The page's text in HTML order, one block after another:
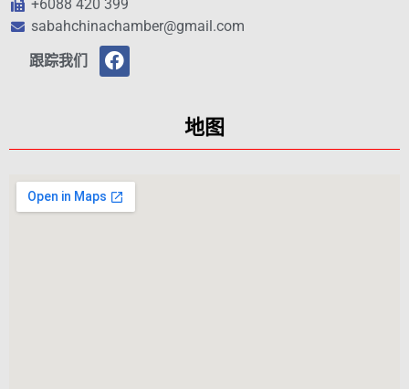
+6088 420 399
sabahchinachamber@gmail.com
跟踪我们
地图